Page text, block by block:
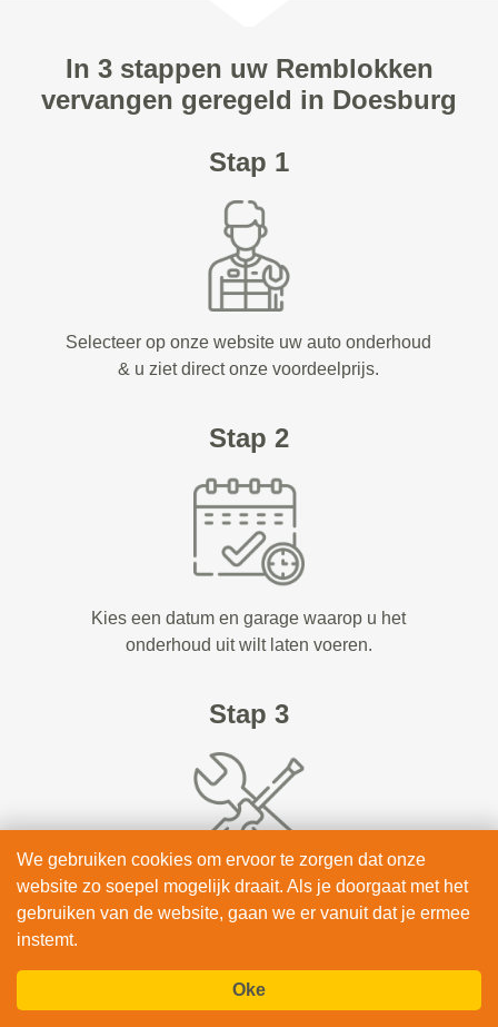
In 3 stappen uw Remblokken
vervangen geregeld in Doesburg
Stap 1
Selecteer op onze website uw auto onderhoud
& u ziet direct onze voordeelprijs.
Stap 2
Kies een datum en garage waarop u het
onderhoud uit wilt laten voeren.
Stap 3
Uw auto is in goede handen bij een van onze
erkende garages bij u in de buurt.
BEKIJK & BOEK
We gebruiken cookies om ervoor te zorgen dat onze
website zo soepel mogelijk draait. Als je doorgaat met het
gebruiken van de website, gaan we er vanuit dat je ermee
instemt.
Oke